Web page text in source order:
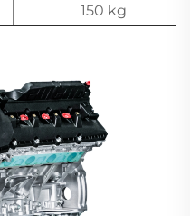
150 kg